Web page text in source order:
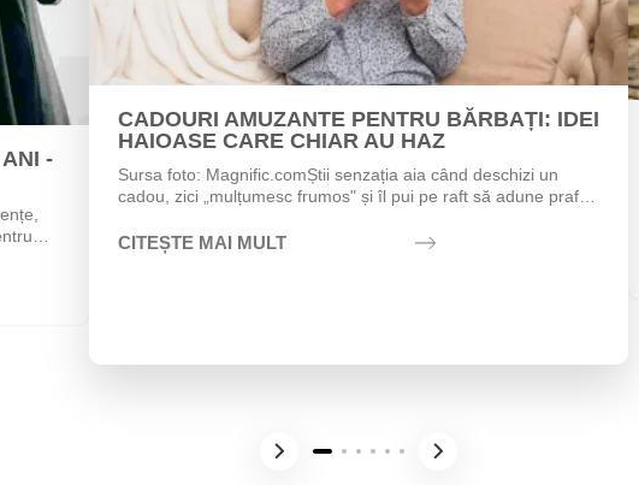
-
CADOURI AMUZANTE PENTRU BĂRBAȚI: IDEI
HAIOASE CARE CHIAR AU HAZ
Sursa foto: Magnific.comȘtii senzația aia când deschizi un
cadou, zici „mulțumesc frumos" și îl pui pe raft să adune praf?
CITEȘTE MAI MULT